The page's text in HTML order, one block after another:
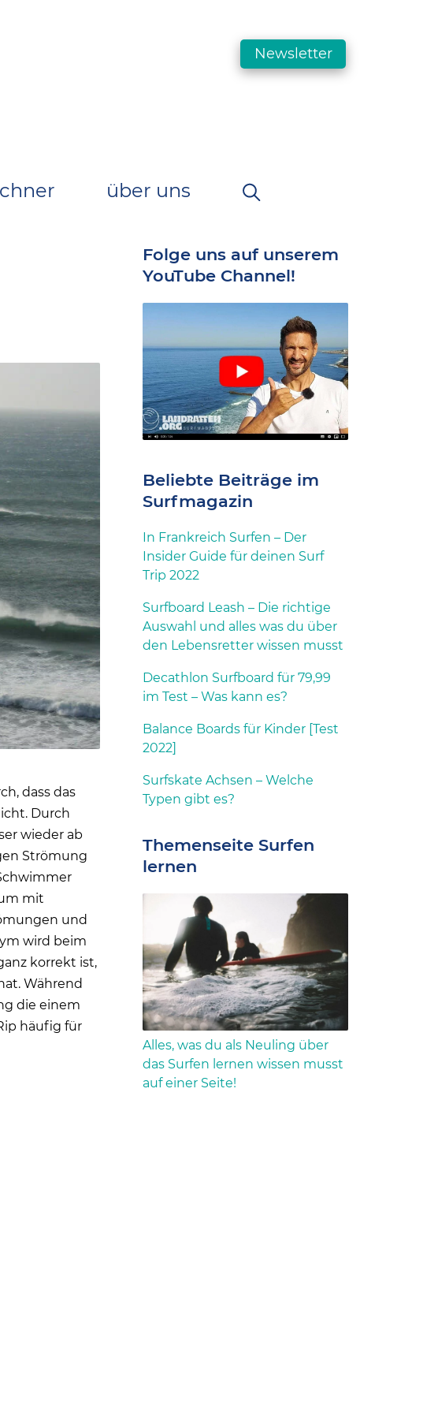
über uns
Newsletter
dass das
Durch
wieder ab
Strömung
mit
und
wird beim
korrekt ist,
Während
die einem
häufig für
Folge uns auf unserem
YouTube Channel!
Beliebte Beiträge im
Surfmagazin
In Frankreich Surfen – Der
Insider Guide für deinen Surf
Trip 2022
Surfboard Leash – Die richtige
Auswahl und alles was du über
den Lebensretter wissen musst
Decathlon Surfboard für 79,99
im Test – Was kann es?
Balance Boards für Kinder [Test
2022]
Surfskate Achsen – Welche
Typen gibt es?
Themenseite Surfen
lernen
Alles, was du als Neuling über
das Surfen lernen wissen musst
auf einer Seite!